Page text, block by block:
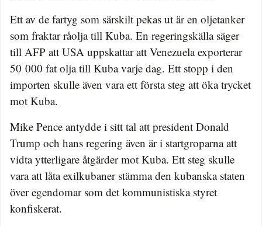
Ett av de fartyg som särskilt pekas ut är en oljetanker
som fraktar råolja till Kuba. En regeringskälla säger
till AFP att USA uppskattar att Venezuela exporterar
50 000 fat olja till Kuba varje dag. Ett stopp i den
importen skulle även vara ett första steg att öka trycket
mot Kuba.
Mike Pence antydde i sitt tal att president Donald
Trump och hans regering även är i startgroparna att
vidta ytterligare åtgärder mot Kuba. Ett steg skulle
vara att låta exilkubaner stämma den kubanska staten
över egendomar som det kommunistiska styret
konfiskerat.